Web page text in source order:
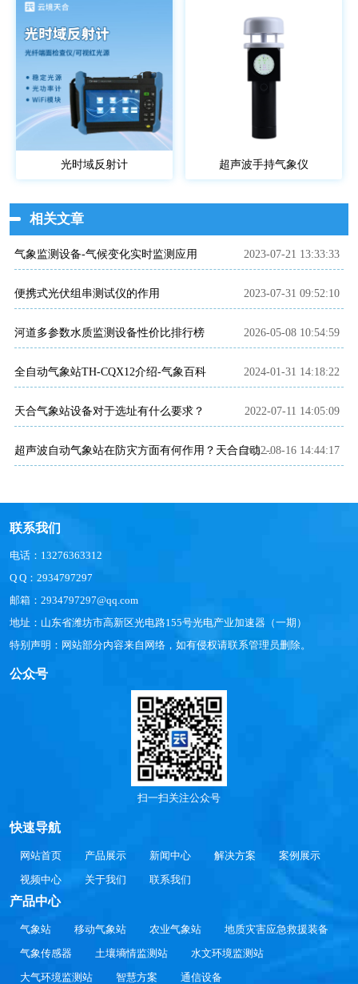
光时域反射计 超声波手持气象仪
相关文章
气象监测设备-气候变化实时监测应用 2023-07-21 13:33:33
便携式光伏组串测试仪的作用 2023-07-31 09:52:10
河道多参数水质监测设备性价比排行榜 2026-05-08 10:54:59
全自动气象站TH-CQX12介绍-气象百科 2024-01-31 14:18:22
天合气象站设备对于选址有什么要求？ 2022-07-11 14:05:09
超声波自动气象站在防灾方面有何作用？天合自动气象站产品介绍~
2022-08-16 14:44:17
联系我们
电话：13276363312
Q Q：2934797297
邮箱：2934797297@qq.com
地址：山东省潍坊市高新区光电路155号光电产业加速器（一期）
特别声明：网站部分内容来自网络，如有侵权请联系管理员删除。
公众号
扫一扫关注公众号
快速导航
网站首页 产品展示 新闻中心 解决方案
案例展示
视频中心
关于我们 联系我们
产品中心
气象站 移动气象站 农业气象站
地质灾害应急救援装备
气象传感器
土壤墒情监测站
水文环境监测站
大气环境监测站
智慧方案 通信设备